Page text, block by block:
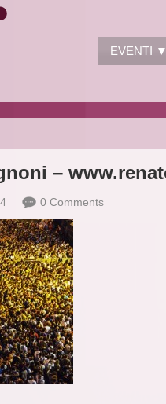
EVENTI ▼
–
0 Comments